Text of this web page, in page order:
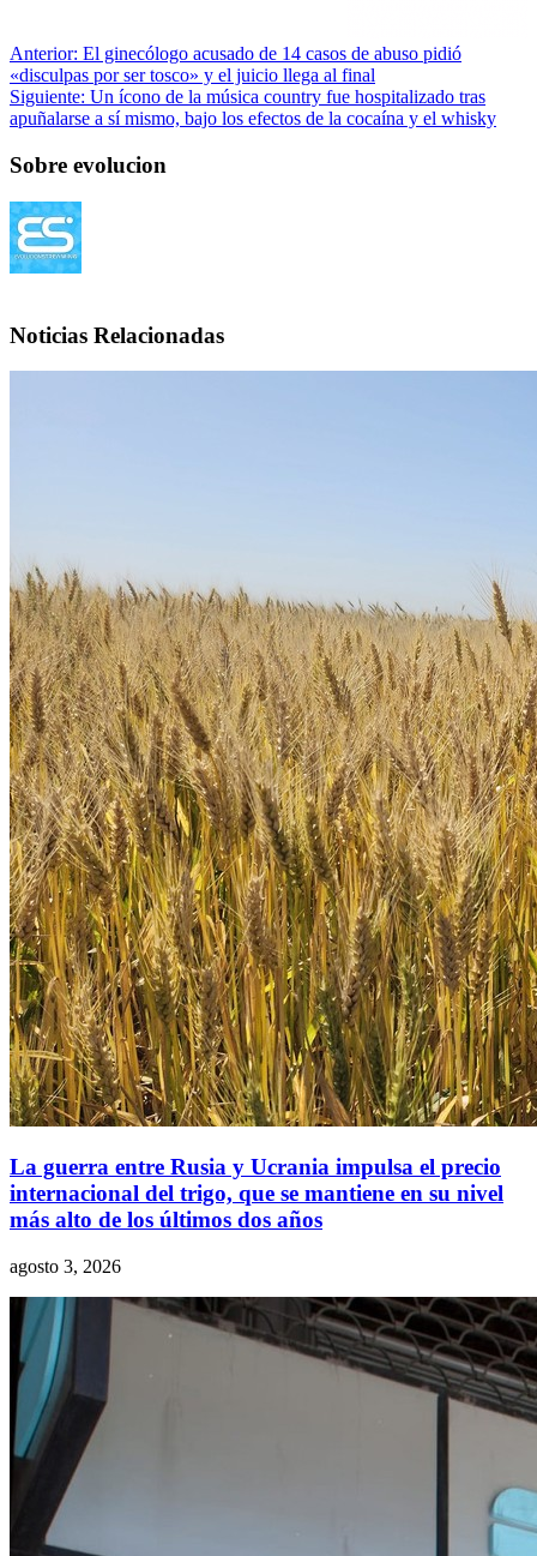
Anterior: El ginecólogo acusado de 14 casos de abuso pidió
«disculpas por ser tosco» y el juicio llega al final
Siguiente: Un ícono de la música country fue hospitalizado tras
apuñalarse a sí mismo, bajo los efectos de la cocaína y el whisky
Sobre evolucion
Noticias Relacionadas
La guerra entre Rusia y Ucrania impulsa el precio
internacional del trigo, que se mantiene en su nivel
más alto de los últimos dos años
agosto 3, 2026